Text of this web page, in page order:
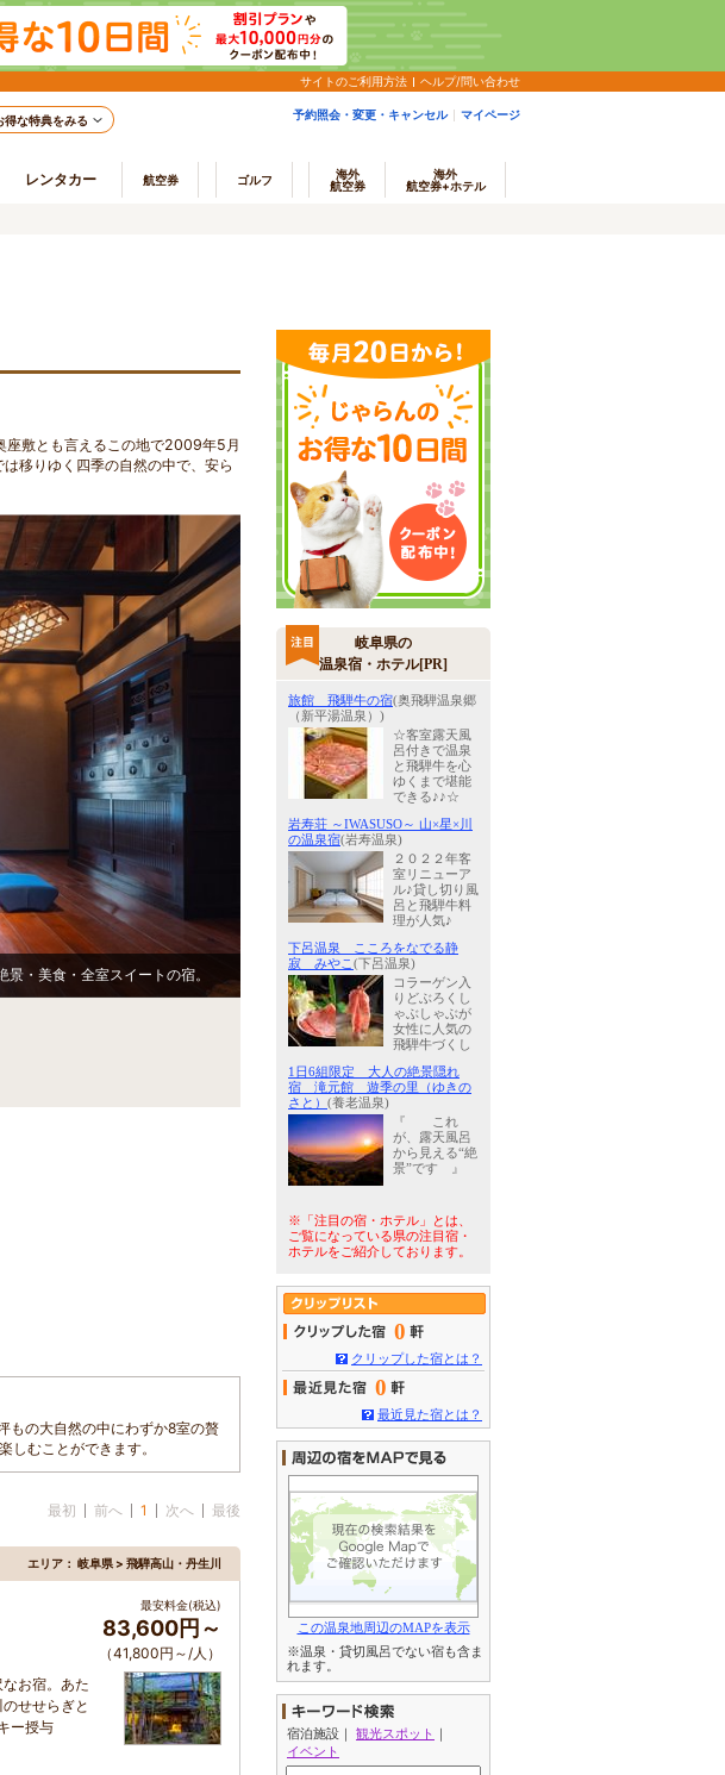
サイトのご利用方法 ヘルプ/問い合わせ
得な特典をみる 予約照会・変更・キャンセル マイページ
レンタカー 航空券 ゴルフ
海外
航空券
海外
航空券+ホテル
座敷とも言えるこの地で2009年5月
移りゆく四季の自然の中で、安ら
・美食・全室スイートの宿。
もの大自然の中にわずか8室の贅
しむことができます。
最初 前へ 1 次へ 最後
エリア： 岐阜県 > 飛騨高山・丹生川
お宿。あた
せせらぎと
ー授与
最安料金(税込)
83,600円～
（41,800円～/人）
岐阜県の
温泉宿・ホテル[PR]
旅館 飛騨牛の宿(奥飛騨温泉郷
（新平湯温泉）)
☆客室露天風
呂付きで温泉
と飛騨牛を心
ゆくまで堪能
できる♪♪☆
岩寿荘 ～IWASUSO～ 山×星×川
の温泉宿(岩寿温泉)
２０２２年客
室リニューア
ル♪貸し切り風
呂と飛騨牛料
理が人気♪
下呂温泉 こころをなでる静
寂 みやこ (下呂温泉)
コラーゲン入
りどぶろくし
ゃぶしゃぶが
女性に人気の
飛騨牛づくし
1日6組限定 大人の絶景隠れ
宿 滝元館 遊季の里（ゆきの
さと） (養老温泉)
『 これ
が、露天風呂
から見える“絶
景”です 』
※「注目の宿・ホテル」とは、
ご覧になっている県の注目宿・
ホテルをご紹介しております。
0
クリップした宿とは？
0
最近見た宿とは？
この温泉地周辺のMAPを表示
※温泉・貸切風呂でない宿も含ま
れます。
宿泊施設 ｜ 観光スポット ｜
イベント